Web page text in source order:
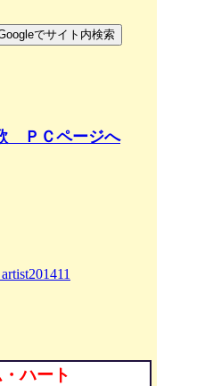
ＰＣページへ
・ハート